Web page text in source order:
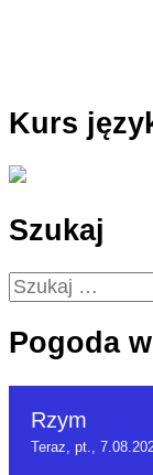
Kurs
Szukaj
Szukaj:
Pogoda